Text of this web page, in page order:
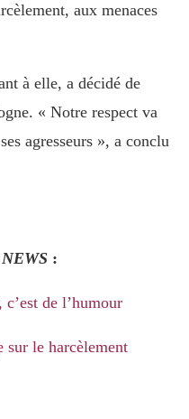
aux menaces
à elle, a décidé de
« Notre respect va
agresseurs », a conclu
:
de l’humour
sur le harcèlement